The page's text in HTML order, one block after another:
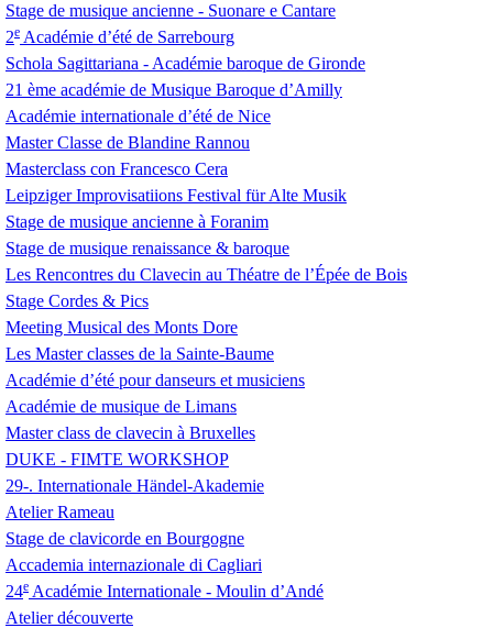
Stage de musique ancienne - Suonare e Cantare
2e Académie d’été de Sarrebourg
Schola Sagittariana - Académie baroque de Gironde
21 ème académie de Musique Baroque d’Amilly
Académie internationale d’été de Nice
Master Classe de Blandine Rannou
Masterclass con Francesco Cera
Leipziger Improvisatiions Festival für Alte Musik
Stage de musique ancienne à Foranim
Stage de musique renaissance & baroque
Les Rencontres du Clavecin au Théatre de l’Épée de Bois
Stage Cordes & Pics
Meeting Musical des Monts Dore
Les Master classes de la Sainte-Baume
Académie d’été pour danseurs et musiciens
Académie de musique de Limans
Master class de clavecin à Bruxelles
DUKE - FIMTE WORKSHOP
29-. Internationale Händel-Akademie
Atelier Rameau
Stage de clavicorde en Bourgogne
Accademia internazionale di Cagliari
24e Académie Internationale - Moulin d’Andé
Atelier découverte